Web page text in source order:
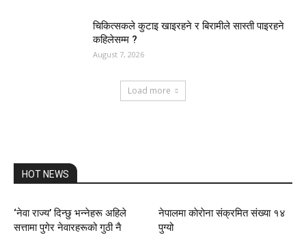
चिकित्सकले कुटाइ खाइरहने र बिरामीले सास्ती पाइरहने
कहिलेसम्म ?
August 7, 2026
Load more
HOT NEWS
‘नेवा राज्य’ दिन्छु भन्नेहरू अहिले
सत्तामा पुगेर नेवारहरूको गुठी नै
नेपालमा काेराेना संक्रमित संख्या १४
पुग्यो